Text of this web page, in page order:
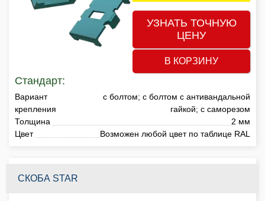
УЗНАТЬ ТОЧНУЮ
ЦЕНУ
В КОРЗИНУ
Стандарт:
Вариант
крепления
с болтом; с болтом с антивандальной
гайкой; с саморезом
Толщина
2 мм
Цвет
Возможен любой цвет по таблице RAL
СКОБА STAR